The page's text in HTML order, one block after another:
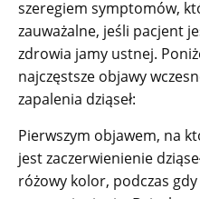
szeregiem symptomów,
zauważalne, jeśli pacjent
zdrowia jamy ustnej.
najczęstsze objawy
zapalenia dziąseł:
Pierwszym objawem, na
jest zaczerwienienie
różowy kolor, podczas